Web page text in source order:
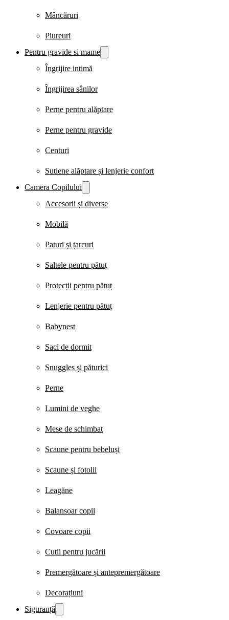
Mâncăruri
Piureuri
Pentru gravide si mame
Îngrijire intimă
Îngrijirea sânilor
Perne pentru alăptare
Perne pentru gravide
Centuri
Sutiene alăptare și lenjerie confort
Camera Copilului
Accesorii și diverse
Mobilă
Paturi și țarcuri
Saltele pentru pătuț
Protecții pentru pătuț
Lenjerie pentru pătuț
Babynest
Saci de dormit
Snuggles și păturici
Perne
Lumini de veghe
Mese de schimbat
Scaune pentru bebeluși
Scaune și fotolii
Leagăne
Balansoar copii
Covoare copii
Cutii pentru jucării
Premergătoare și antepremergătoare
Decorațiuni
Siguranță